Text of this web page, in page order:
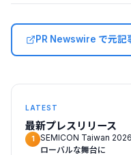
PR Newswire で元記
LATEST
最新プレスリリース
1
SEMICON Taiwan
ローバルな舞台に